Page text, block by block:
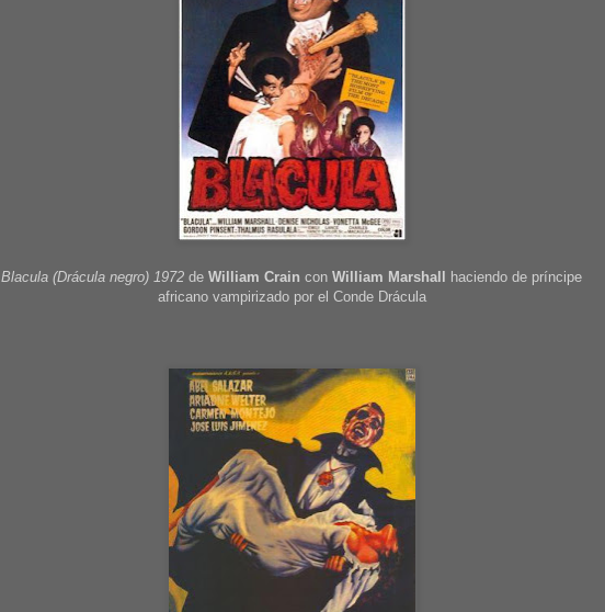
Blacula (Drácula negro) 1972 de William Crain con William Marshall
haciendo de príncipe
africano vampirizado por el Conde Drácula